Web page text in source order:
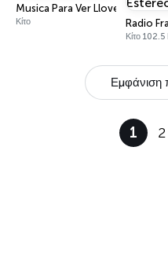
Musica Para Ver Llover
Κίτο Radio
Κίτο 102.5
Εμφάνιση
1 2